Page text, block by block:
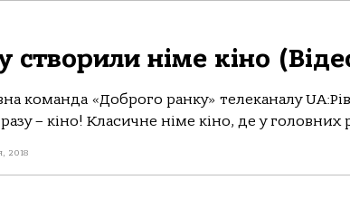
створили німе кіно
команда «Доброго ранку» телеканалу
– кіно! Класичне німе кіно, де у головних
2018